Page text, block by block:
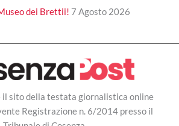
dei Brettii! 7 Agosto 2026
il sito della testata giornalistica online
Registrazione n. 6/2014 presso il